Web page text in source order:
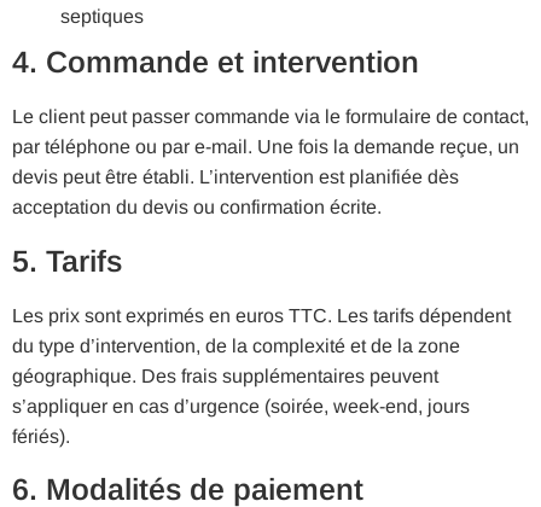
septiques
4. Commande et intervention
Le client peut passer commande via le formulaire de contact,
par téléphone ou par e-mail. Une fois la demande reçue, un
devis peut être établi. L’intervention est planifiée dès
acceptation du devis ou confirmation écrite.
5. Tarifs
Les prix sont exprimés en euros TTC. Les tarifs dépendent
du type d’intervention, de la complexité et de la zone
géographique. Des frais supplémentaires peuvent
s’appliquer en cas d’urgence (soirée, week-end, jours
fériés).
6. Modalités de paiement